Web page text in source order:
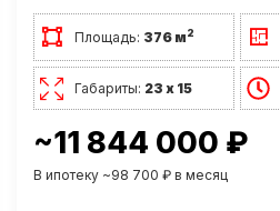
Площадь: 376 м2
Габариты: 23 х 15
~11 844 000 ₽
В ипотеку ~98 700 ₽ в месяц